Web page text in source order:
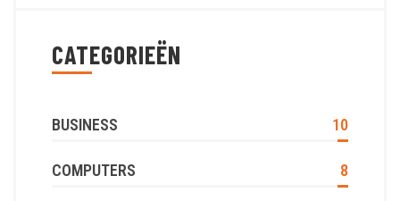
CATEGORIEËN
BUSINESS 10
COMPUTERS 8